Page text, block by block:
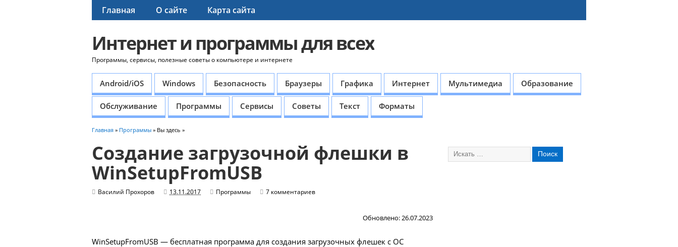
Главная О сайте Карта сайта
Интернет и программы для всех
Программы, сервисы, полезные советы о компьютере и интернете
Android/iOS Windows Безопасность Браузеры Графика Интернет Мультимедиа Образование
Обслуживание Программы Сервисы Советы Текст Форматы
Главная » Программы » Вы здесь »
Создание загрузочной флешки в
WinSetupFromUSB
Василий Прохоров 13.11.2017 Программы 7 комментариев
Обновлено: 26.07.2023
WinSetupFromUSB — бесплатная программа для создания загрузочных флешек с ОС